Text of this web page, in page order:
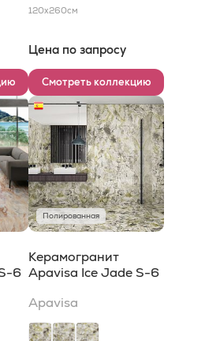
120x260см
Цена по запросу
Смотреть коллекцию
6
Полированная
Керамогранит
Apavisa Ice Jade S-6
Apavisa